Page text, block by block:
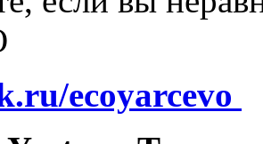
ecoyarcevo